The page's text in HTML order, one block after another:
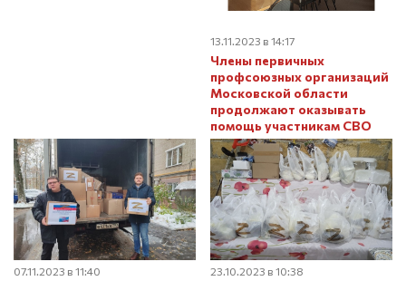
13.11.2023 в 14:17
Члены первичных
профсоюзных организаций
Московской области
продолжают оказывать
помощь участникам СВО
07.11.2023 в 11:40 23.10.2023 в 10:38